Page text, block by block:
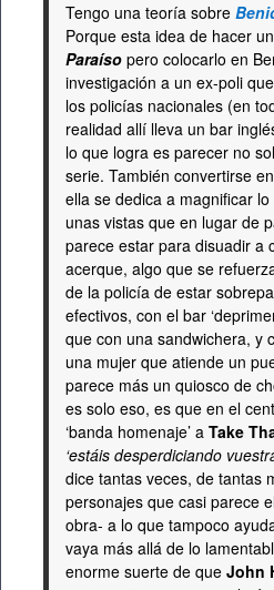
Tengo una teoría sobre
Porque esta idea de hacer
Paraíso pero colocarlo en
investigación a un ex-poli
los policías nacionales (en
realidad allí lleva un bar
lo que logra es parecer no
serie. También convertirse
ella se dedica a magnificar lo
unas vistas que en lugar de
parece estar para disuadir a
acerque, algo que se
de la policía de estar
efectivos, con el bar
que con una sandwichera, y
una mujer que atiende un
parece más un quiosco de
es solo eso, es que en el
‘banda homenaje’ a Take
‘estáis desperdiciando
dice tantas veces, de tantas
personajes que casi parece
obra- a lo que tampoco
vaya más allá de lo
enorme suerte de que John